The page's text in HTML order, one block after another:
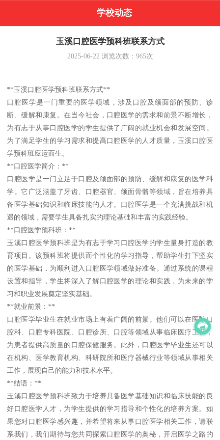
学校动态
玉溪口腔医学预科班联系方式
2025-06-22 浏览次数： 965次
**玉溪口腔医学预科班联系方式**
口腔医学是一门重要的医学领域，涉及口腔及颌面部的预防、诊
断、缓解和康复。在当今社会，口腔医学的需求和前景不断增长，
为有志于从事口腔医学的学生提供了广阔的就业机会和发展空间。
为了满足学生的学习需求和提高口腔医学的人才质量，玉溪口腔医
学预科班应运而生。
**口腔医学简介：**
口腔医学是一门立足于口腔及颌面部的预防、缓解和康复的医学科
学。它广泛涵盖了牙齿、口腔器官、颌面骨骼等领域，旨在培养具
备医学基础知识和临床技能的人才。口腔医学是一个充满挑战和机
遇的领域，需要学生具备扎实的理论基础和丰富的实践经验。
**口腔医学预科班：**
玉溪口腔医学预科班是为有志于学习口腔医学的学生量身打造的教
育项目。该预科班将提供而个性化的学习指导，帮助学生打下坚实
的医学基础，为顺利进入口腔医学领域做好准备。通过系统的课程
设置和指导，学生将深入了解口腔医学的理论和实践，为未来的学
习和职业发展奠定坚实基础。
**就业前景：**
口腔医学毕业生在就业市场上有着广阔的前景。他们可以在医院口
腔科、口腔专科医院、口腔诊所、口腔等领域从事临床医疗工作，
为患者提供高质量的口腔保健服务。此外，口腔医学毕业生还可以
在机构、医学教育机构、科研院所和医疗器械行业等领域从事相关
工作，展现自己的能力和技术水平。
**结语：**
玉溪口腔医学预科班致力于培养具备医学基础知识和临床技能的良
好口腔医学人才，为学生提供的学习指导和个性化的培养方案。如
果您对口腔医学感兴趣，并希望将来从事口腔医学相关工作，请联
系我们，我们期待与您共同探索口腔医学的奥秘，开启医学之路的